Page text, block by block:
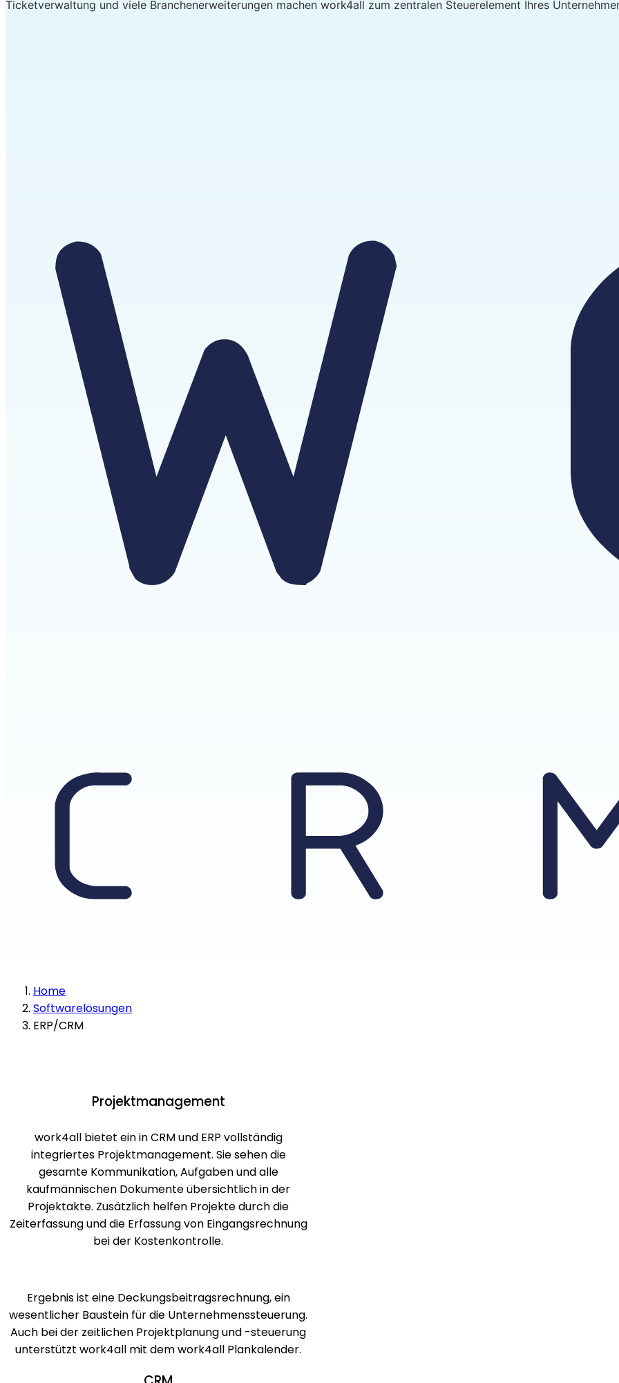
Ticketverwaltung und viele Branchenerweiterungen machen work4all zum zentralen Steuerelement Ihres
Home
Softwarelösungen
ERP/CRM
Projekt­management
work4all bietet ein in CRM und ERP vollständig
integriertes Projektmanagement. Sie sehen die
gesamte Kommunikation, Aufgaben und alle
kaufmännischen Dokumente übersichtlich in der
Projektakte. Zusätzlich helfen Projekte durch die
Zeiterfassung und die Erfassung von Eingangsrechnung
bei der Kostenkontrolle.
Ergebnis ist eine Deckungsbeitragsrechnung, ein
wesentlicher Baustein für die Unternehmenssteuerung.
Auch bei der zeitlichen Projektplanung und -steuerung
unterstützt work4all mit dem work4all Plankalender.